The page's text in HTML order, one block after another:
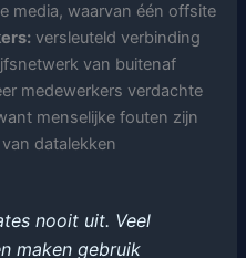
media, waarvan één offsite
versleuteld verbinding
van buitenaf
medewerkers verdachte
menselijke fouten zijn
datalekken
nooit uit. Veel
maken gebruik